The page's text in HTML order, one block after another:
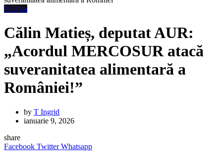
Politica
Călin Matieș, deputat AUR:
„Acordul MERCOSUR atacă
suveranitatea alimentară a
României!”
by T Ingrid
ianuarie 9, 2026
share
Facebook Twitter Whatsapp